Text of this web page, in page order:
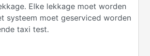
Elke lekkage moet worden
systeem moet geserviced worden
taxi test.